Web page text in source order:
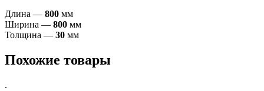
Длина — 800 мм
Ширина — 800 мм
Толщина — 30 мм
Похожие товары
.